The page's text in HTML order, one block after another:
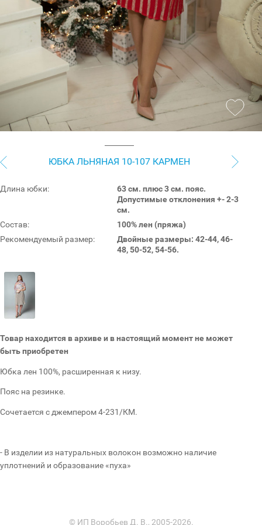
ЮБКА ЛЬНЯНАЯ 10-107 КАРМЕН
Длина юбки:
63 см. плюс 3 см. пояс.
Допустимые отклонения +- 2-3
см.
Состав:
100% лен (пряжа)
Рекомендуемый размер:
Двойные размеры: 42-44, 46-
48, 50-52, 54-56.
Товар находится в архиве и в настоящий момент не может
быть приобретен
Юбка лен 100%, расширенная к низу.
Пояс на резинке.
Сочетается с джемпером 4-231/КМ.
- В изделии из натуральных волокон возможно наличие
уплотнений и образование «пуха»
© ИП Воробьев Д. В., 2005-2026.